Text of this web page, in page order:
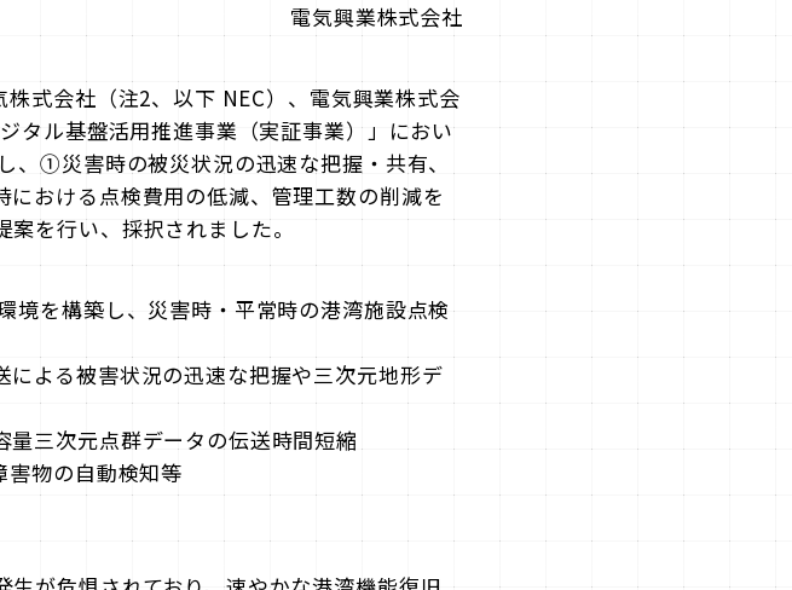
電気興業株式会社
式会社（注2、以下 NEC）、電気興業株式会
タル基盤活用推進事業（実証事業）」におい
、①災害時の被災状況の迅速な把握・共有、
おける点検費用の低減、管理工数の削減を
を行い、採択されました。
境を構築し、災害時・平常時の港湾施設点検
よる被害状況の迅速な把握や三次元地形デ
量三次元点群データの伝送時間短縮
害物の自動検知等